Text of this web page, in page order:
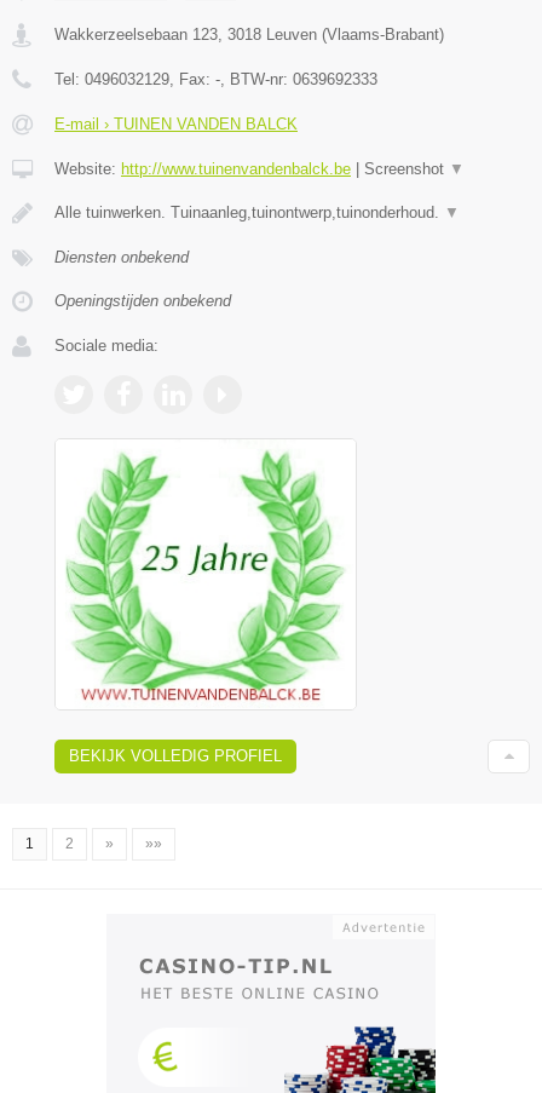
Wakkerzeelsebaan 123 3018 Leuven (Vlaams-Brabant)
Tel: 0496032129 , Fax: - , BTW-nr: 0639692333
E-mail › TUINEN VANDEN BALCK
Website: http://www.tuinenvandenbalck.be Screenshot ▼
Alle tuinwerken. Tuinaanleg,tuinontwerp,tuinonderhoud. ▼
Diensten onbekend
Openingstijden onbekend
Sociale media:
BEKIJK VOLLEDIG PROFIEL
1 2 » »»